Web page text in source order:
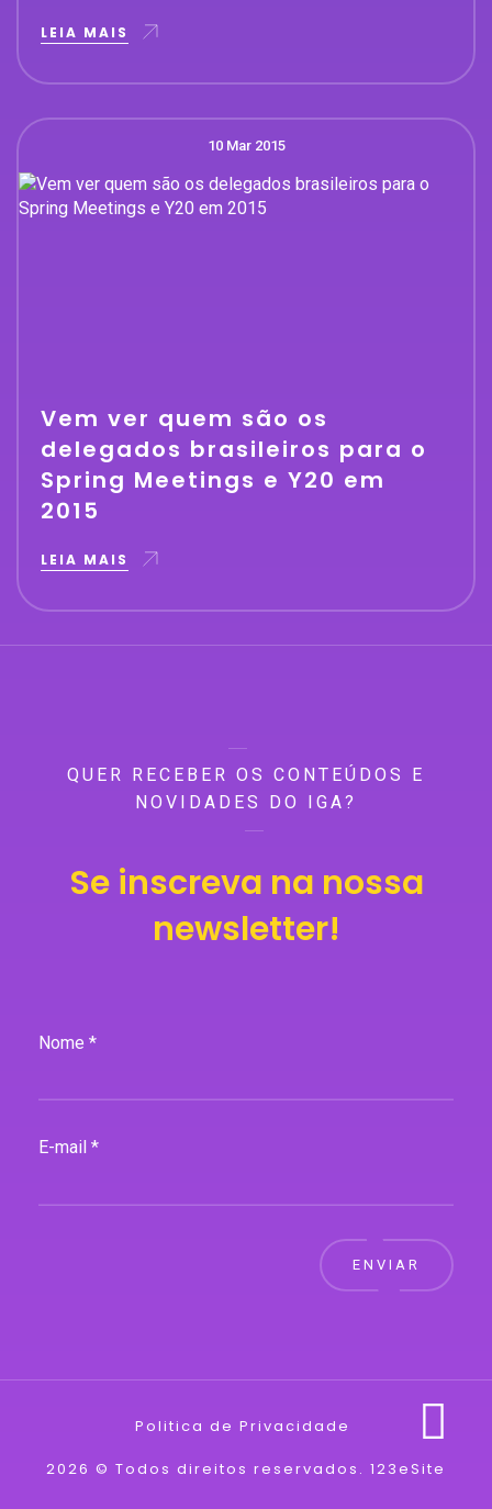
LEIA MAIS
10 Mar 2015
Vem ver quem são os
delegados brasileiros para o
Spring Meetings e Y20 em
2015
LEIA MAIS
QUER RECEBER OS CONTEÚDOS E
NOVIDADES DO IGA?
Se inscreva na nossa
newsletter!
Nome *
E-mail *
ENVIAR
Politica de Privacidade
2026 © Todos direitos reservados. 123eSite